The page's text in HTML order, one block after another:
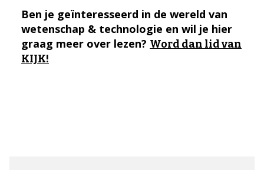
Ben je geïnteresseerd in de wereld van
wetenschap & technologie en wil je hier
graag meer over lezen? Word dan lid van
KIJK!